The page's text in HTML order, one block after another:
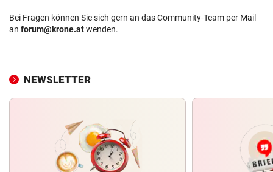
Bei Fragen können Sie sich gern an das Community-Team per Mail
an forum@krone.atwenden.
NEWSLETTER